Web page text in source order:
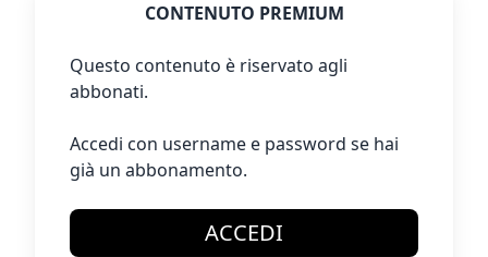
CONTENUTO PREMIUM
Questo contenuto è riservato agli
abbonati.
Accedi con username e password se hai
già un abbonamento.
ACCEDI